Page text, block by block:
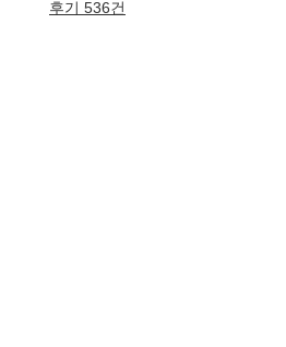
후기 536건